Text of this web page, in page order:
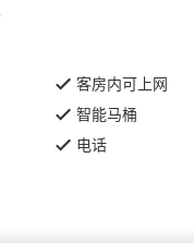
客房内可上网
智能马桶
电话